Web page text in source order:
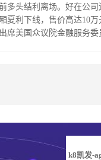
多头结利离场。好在公
夏利下线，售价高达10
席美国众议院金融服务
k8凯发-